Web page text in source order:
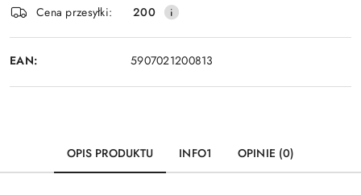
Wyślij
dostawa
Cena przesyłki:
200
EAN: 5907021200813
OPIS PRODUKTU INFO1 OPINIE (0)